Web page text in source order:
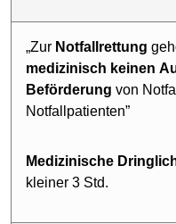
„Zur Notfallrettung
medizinisch keinen
Beförderung von
Notfallpatienten”
Medizinische
kleiner 3 Std.